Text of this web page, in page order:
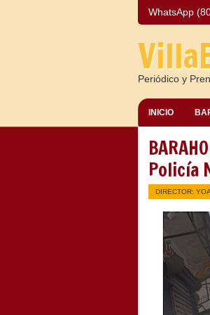
WhatsApp
Periódico y
INICIO
Policía
DIRECTOR: